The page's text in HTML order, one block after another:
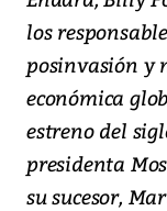
los
posinvasión y
económica
estreno del
presidenta
su sucesor,